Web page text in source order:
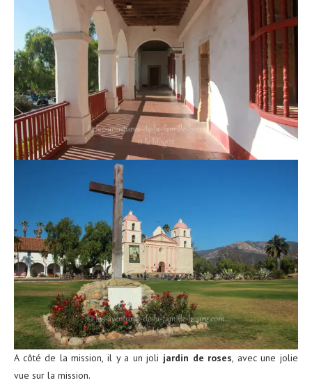
A côté de la mission, il y a un joli jardin de roses, avec une jolie
vue sur la mission.